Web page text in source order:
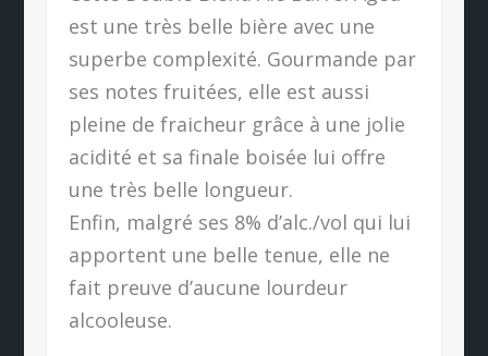
est une très belle bière avec une
superbe complexité. Gourmande par
ses notes fruitées, elle est aussi
pleine de fraicheur grâce à une jolie
acidité et sa finale boisée lui offre
une très belle longueur.
Enfin, malgré ses 8% d’alc./vol qui lui
apportent une belle tenue, elle ne
fait preuve d’aucune lourdeur
alcooleuse.